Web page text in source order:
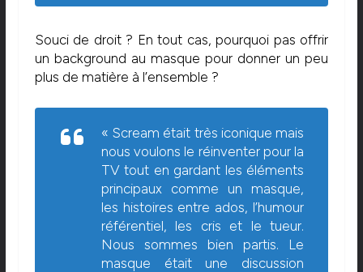
Souci de droit ? En tout cas, pourquoi pas offrir
un background au masque pour donner un peu
plus de matière à l’ensemble ?
« Scream était très iconique mais
nous voulons le réinventer pour la
TV tout en gardant les éléments
principaux comme un masque,
les histoires entre ados, l’humour
référentiel, les cris et le tueur.
Nous sommes bien partis. Le
masque était une discussion